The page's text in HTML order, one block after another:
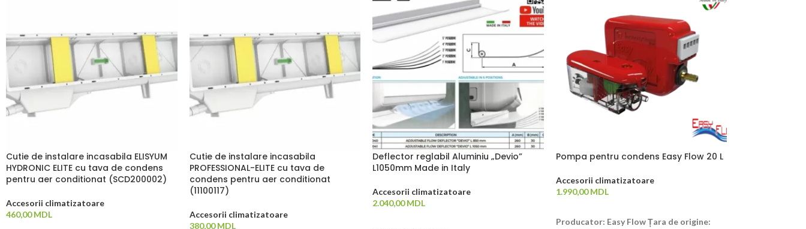
Cutie de instalare incasabila ELISYUM
HYDRONIC ELITE cu tava de condens
pentru aer conditionat (SCD200002)
Accesorii climatizatoare
460,00MDL
Cutie de instalare incasabila
PROFESSIONAL-ELITE cu tava de
condens pentru aer conditionat
(11100117)
Accesorii climatizatoare
380,00MDL
Deflector reglabil Aluminiu „Devio”
L1050mm Made in Italy
Accesorii climatizatoare
2.040,00MDL
Pompa pentru condens Easy Flow 20 L
Accesorii climatizatoare
1.990,00MDL
Producator: Easy Flow Țara de origine: